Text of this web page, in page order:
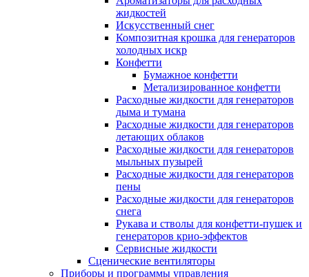
жидкостей
Искусственный снег
Композитная крошка для генераторов
холодных искр
Конфетти
Бумажное конфетти
Метализированное конфетти
Расходные жидкости для генераторов
дыма и тумана
Расходные жидкости для генераторов
летающих облаков
Расходные жидкости для генераторов
мыльных пузырей
Расходные жидкости для генераторов
пены
Расходные жидкости для генераторов
снега
Рукава и стволы для конфетти-пушек и
генераторов крио-эффектов
Сервисные жидкости
Сценические вентиляторы
Приборы и программы управления